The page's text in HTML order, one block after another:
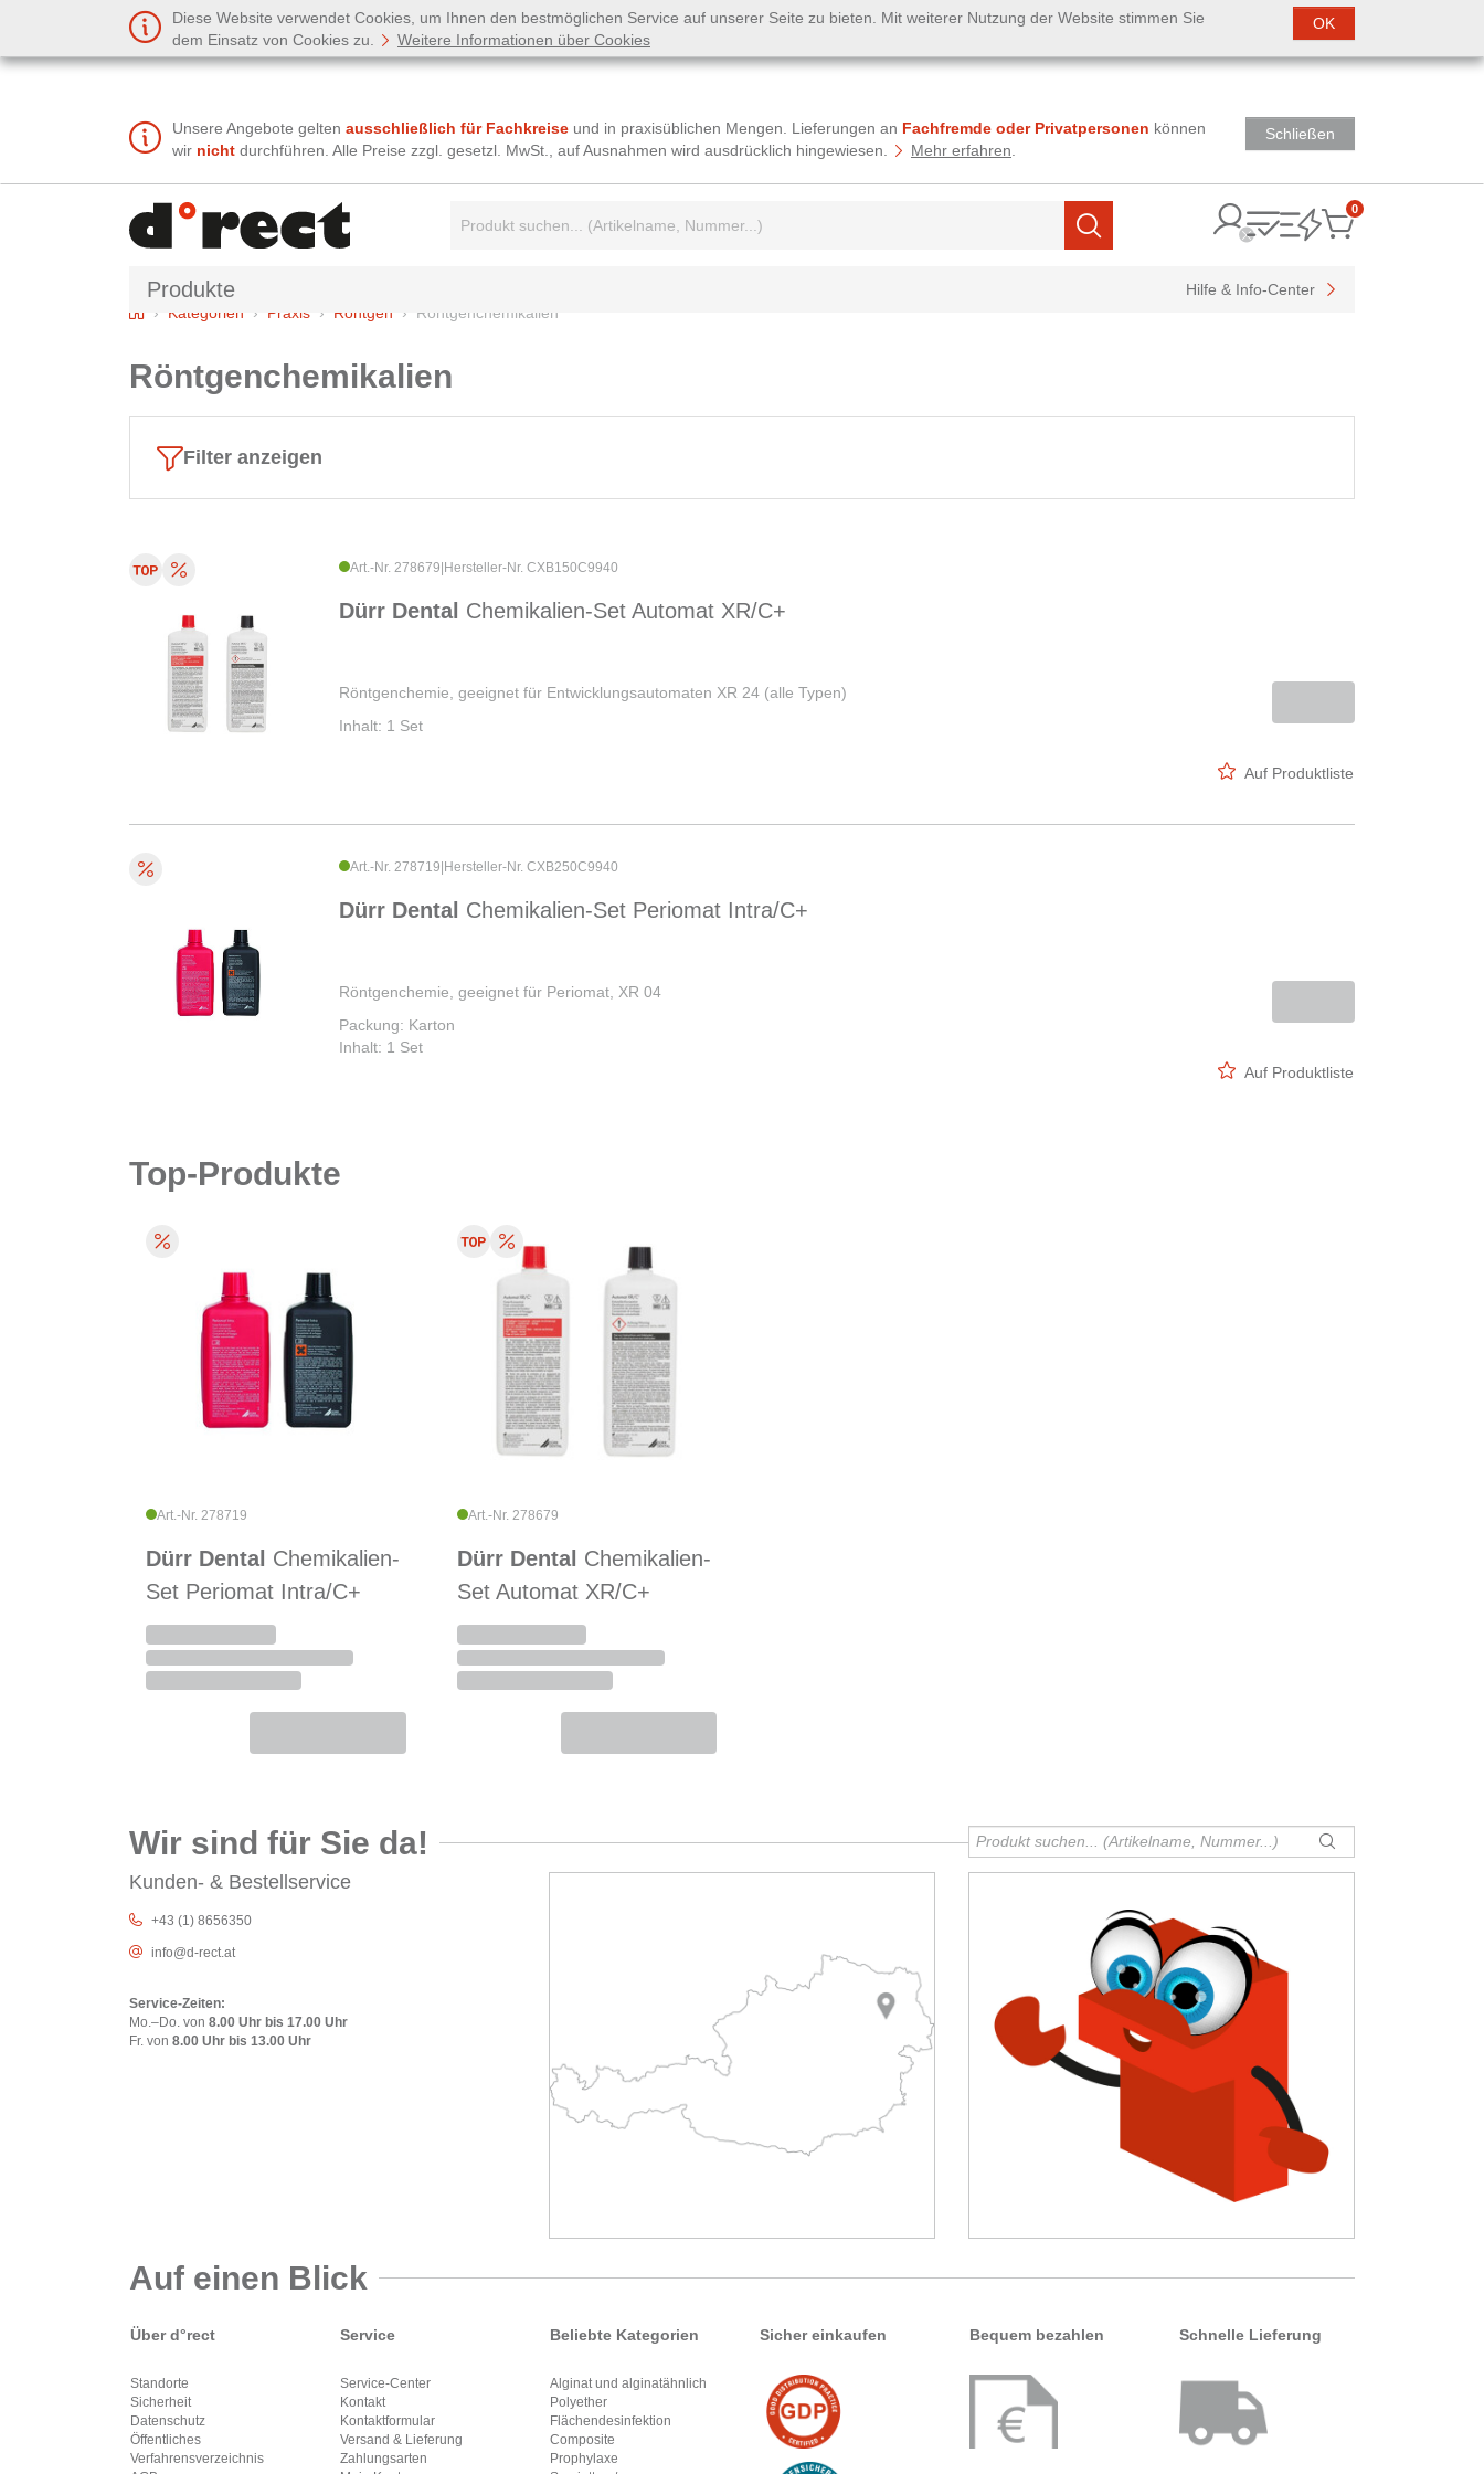
Diese Website verwendet Cookies, um Ihnen den bestmöglichen Service auf unserer Seite zu bieten. Mit weiterer Nutzung der Website stimmen Sie
dem Einsatz von Cookies zu.
Weitere Informationen über Cookies
OK
Unsere Angebote gelten ausschließlich für Fachkreise und in praxisüblichen Mengen. Lieferungen an Fachfremde oder Privatpersonen können
wir nicht durchführen. Alle Preise zzgl. gesetzl. MwSt., auf Ausnahmen wird ausdrücklich hingewiesen. Mehr erfahren
Schließen
Suchen
0Items
Produkte
Hilfe & Info-Center
HomeKategorien Praxis Röntgen Röntgenchemikalien
Röntgenchemikalien
Filter anzeigen
Art.-Nr. 278679 Hersteller-Nr. CXB150C9940
Dürr Dental Chemikalien-Set Automat XR/C+
Röntgenchemie, geeignet für Entwicklungsautomaten XR 24 (alle Typen)
Inhalt: 1 Set
Auf Produktliste
Art.-Nr. 278719 Hersteller-Nr. CXB250C9940
Dürr Dental Chemikalien-Set Periomat Intra/C+
Röntgenchemie, geeignet für Periomat, XR 04
Packung: Karton
Inhalt: 1 Set
Auf Produktliste
Top-Produkte
Art.-Nr. 278719
Dürr Dental Chemikalien-
Set Periomat Intra/C+
Art.-Nr. 278679
Dürr Dental Chemikalien-
Set Automat XR/C+
Wir sind für Sie da!
Kunden- & Bestellservice
+43 (1) 8656350
info@d-rect.at
Service-Zeiten:
Mo.–Do. von 8.00 Uhr bis 17.00 Uhr
Fr. von 8.00 Uhr bis 13.00 Uhr
Auf einen Blick
Über d°rect
Standorte
Sicherheit
Datenschutz
Öffentliches
Verfahrensverzeichnis
Service
Service-Center
Kontakt
Kontaktformular
Versand & Lieferung
Zahlungsarten
Beliebte Kategorien
Alginat und alginatähnlich
Polyether
Flächendesinfektion
Composite
Prophylaxe
Sicher einkaufen Bequem bezahlen Schnelle Lieferung